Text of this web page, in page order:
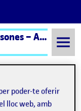
Disseny centrat en les persones – Aula 1
les persones
poder-te oferir
lloc web, amb